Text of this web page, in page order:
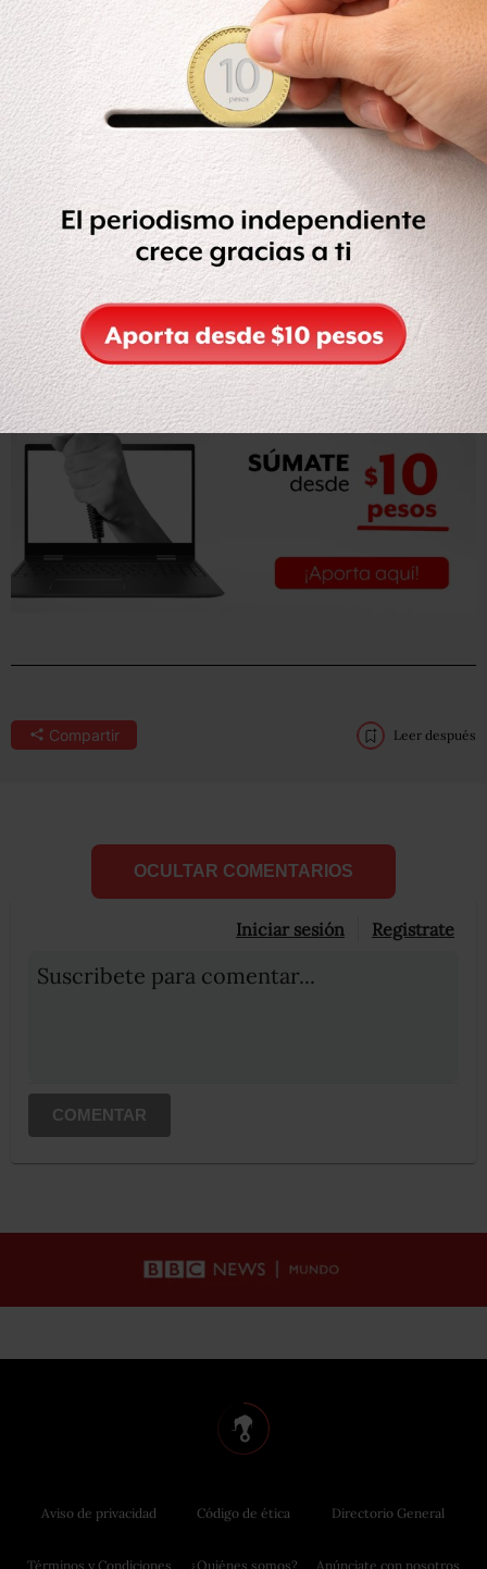
Las más recientes iniciativas presidenciales aprobadas
por el Congreso de la Unión se remontan a noviembre de
2010, cuando se dio luz verde al Presupuesto de Egresos
para este año, así como a tres decretos para acuñar
monedas conmemorativas y una reforma que permite al
Ejército reclasificar personal administrativo como
elementos armados.
Consultado al respecto, García Cervantes aseveró: “Para
ser justos y no entrar en generalidades, el Congreso está
formado por dos cámaras; en ambas hay una pluralidad
que refleja la diversidad política del país.
Compartir Leer después
OCULTAR COMENTARIOS
Iniciar sesión Registrate
Suscribete para comentar...
COMENTAR
Aviso de privacidad
Términos y Condiciones
Código de ética
¿Quiénes somos?
Directorio General
Anúnciate con nosotros